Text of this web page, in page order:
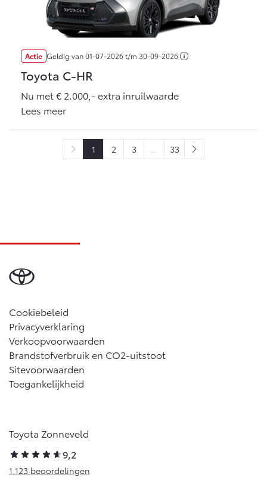
Actie Geldig van01-07-2026t/m 30-09-2026
Toyota C-HR
Nu met € 2.000,- extra inruilwaarde
Lees meer
1 2 3 ... 33
Cookiebeleid
Privacyverklaring
Verkoopvoorwaarden
Brandstofverbruik en CO2-uitstoot
Sitevoorwaarden
Toegankelijkheid
Toyota Zonneveld
9,2
1.123 beoordelingen